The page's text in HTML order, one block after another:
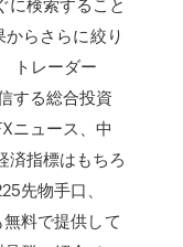
らさらに絞り
トレーダー
する総合投資
ニュース、中
済指標はもちろ
先物手口、
料で提供して